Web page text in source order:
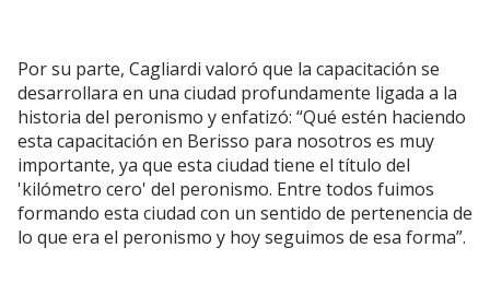
Por su parte, Cagliardi valoró que la capacitación se
desarrollara en una ciudad profundamente ligada a la
historia del peronismo y enfatizó: “Qué estén haciendo
esta capacitación en Berisso para nosotros es muy
importante, ya que esta ciudad tiene el título del
'kilómetro cero' del peronismo. Entre todos fuimos
formando esta ciudad con un sentido de pertenencia de
lo que era el peronismo y hoy seguimos de esa forma”.